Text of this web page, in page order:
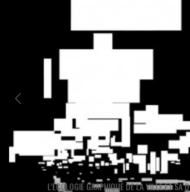
L’ÉCOLOGIE GRAPHIQUE DE LA VILLE ET SA